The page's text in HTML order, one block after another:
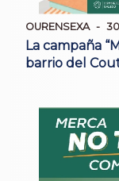
OURENSEXA
La campaña
barrio del